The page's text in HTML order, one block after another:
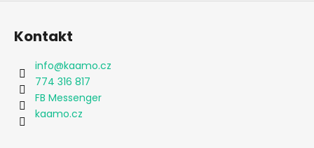
Kontakt
info@kaamo.cz
774 316 817
FB Messenger
kaamo.cz